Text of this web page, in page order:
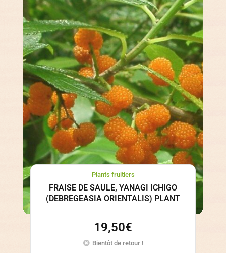
Plants fruitiers
FRAISE DE SAULE, YANAGI ICHIGO
(DEBREGEASIA ORIENTALIS) PLANT
19,50€
Bientôt de retour !